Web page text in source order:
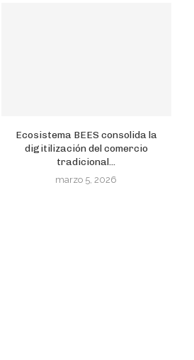
Ecosistema BEES consolida la
digitilización del comercio
tradicional...
marzo 5, 2026